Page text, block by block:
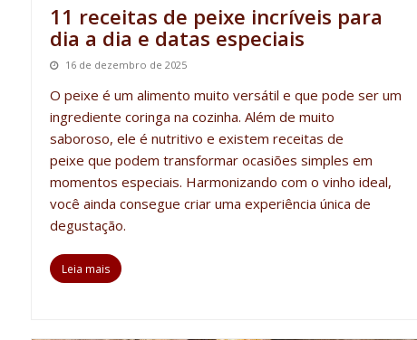
11 receitas de peixe incríveis para
dia a dia e datas especiais
16 de dezembro de 2025
O peixe é um alimento muito versátil e que pode ser um
ingrediente coringa na cozinha. Além de muito
saboroso, ele é nutritivo e existem receitas de
peixe que podem transformar ocasiões simples em
momentos especiais. Harmonizando com o vinho ideal,
você ainda consegue criar uma experiência única de
degustação.
Leia mais